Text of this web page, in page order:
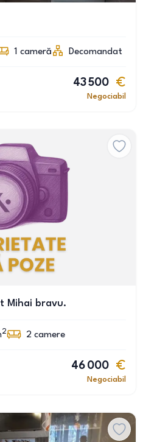
1 cameră Decomandat
43 500
Negociabil
Mihai bravu.
2 2 camere
46 000
Negociabil